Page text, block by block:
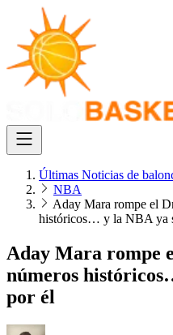
Últimas Noticias de
NBA
Aday Mara rompe el
históricos… y la NBA ya
Aday Mara rompe
números
por él